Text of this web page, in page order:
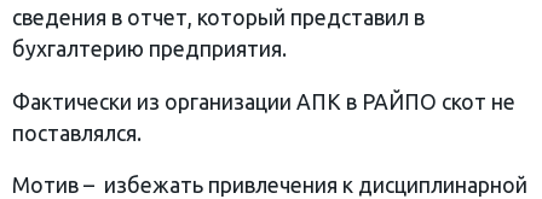
сведения в отчет, который представил в
бухгалтерию предприятия.
Фактически из организации АПК в РАЙПО скот не
поставлялся.
Мотив – избежать привлечения к дисциплинарной